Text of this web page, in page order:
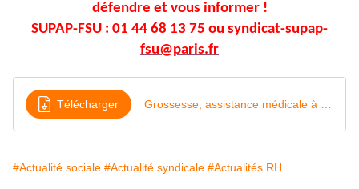
défendre et vous informer !
SUPAP-FSU : 01 44 68 13 75 ou syndicat-supap-
fsu@paris.fr
Télécharger
#Actualité sociale #Actualité syndicale #Actualités RH